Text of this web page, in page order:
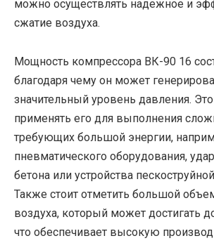
можно осуществлять надежное и
сжатие воздуха.
Мощность компрессора ВК-90 16
благодаря чему он может
значительный уровень давления.
применять его для выполнения
требующих большой энергии,
пневматического оборудования,
бетона или устройства
Также стоит отметить большой
воздуха, который может достигать
что обеспечивает высокую